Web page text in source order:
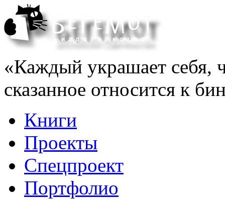
«Каждый украшает себя,
сказанное относится к
Книги
Проекты
Спецпроект
Портфолио